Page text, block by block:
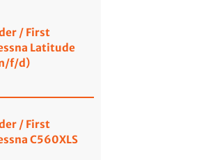
/ First
Latitude
f/d)
/ First
C560XLS